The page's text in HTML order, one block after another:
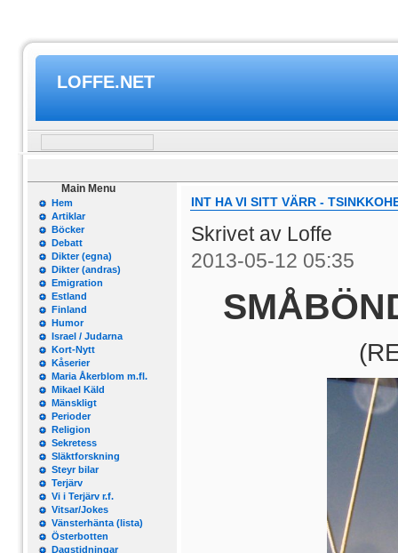
LOFFE.NET
Main Menu
Hem
Artiklar
Böcker
Debatt
Dikter (egna)
Dikter (andras)
Emigration
Estland
Finland
Humor
Israel / Judarna
Kort-Nytt
Kåserier
Maria Åkerblom m.fl.
Mikael Käld
Mänskligt
Perioder
Religion
Sekretess
Släktforskning
Steyr bilar
Terjärv
Vi i Terjärv r.f.
Vitsar/Jokes
Vänsterhänta (lista)
Österbotten
Dagstidningar
INT HA VI SITT VÄRR -
Skrivet av Loffe
2013-05-12 05:35